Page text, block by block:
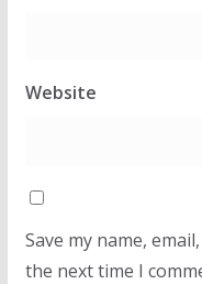
Website
Save my name,
the next time I